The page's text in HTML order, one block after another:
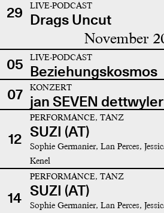
29
LIVE-PODCAST
Drags Uncut
November
05 LIVE-PODCAST
Beziehungskosmos
07
KONZERT
jan SEVEN dettwyler
12
PERFORMANCE, TANZ
SUZI (AT)
Sophie Germanier, Lan Perces,
Kenel
14
PERFORMANCE, TANZ
SUZI (AT)
Sophie Germanier, Lan Perces,